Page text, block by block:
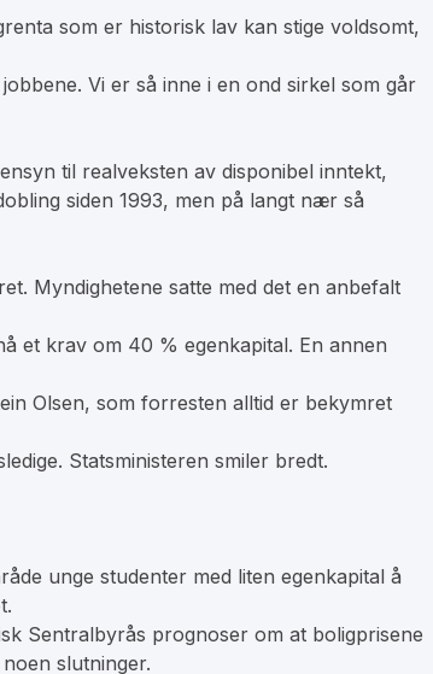
som er historisk lav kan stige voldsomt,
Vi er så inne i en ond sirkel som går
til realveksten av disponibel inntekt,
siden 1993, men på langt nær så
Myndighetene satte med det en anbefalt
et krav om 40 % egenkapital. En annen
Olsen, som forresten alltid er bekymret
Statsministeren smiler bredt.
unge studenter med liten egenkapital å
Sentralbyrås prognoser om at boligprisene
slutninger.